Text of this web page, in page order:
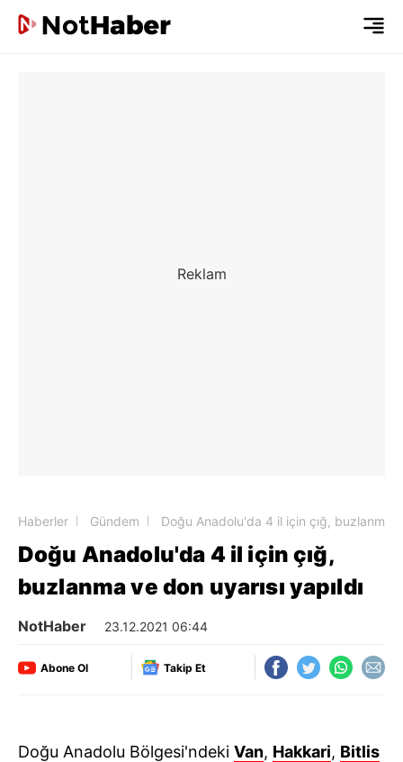
Haberler Gündem Doğu Anadolu'da 4 il için çığ, buzlanma
Doğu Anadolu'da 4 il için çığ,
buzlanma ve don uyarısı yapıldı
NotHaber 23.12.2021 06:44
Abone Ol Takip Et
Doğu Anadolu Bölgesi'ndeki Van, Hakkari, Bitlis